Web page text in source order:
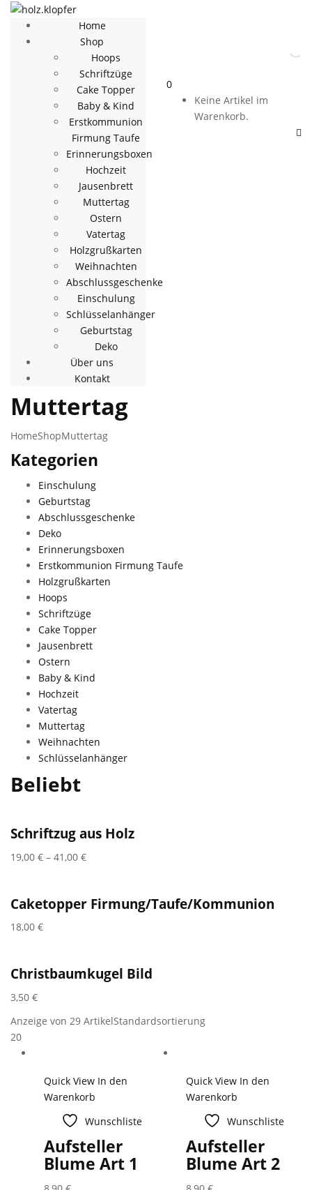
Home
Shop
Hoops
Schriftzüge
Cake Topper
Baby & Kind
Erstkommunion
Firmung Taufe
Erinnerungsboxen
Hochzeit
Jausenbrett
Muttertag
Ostern
Vatertag
Holzgrußkarten
Weihnachten
Abschlussgeschenke
Einschulung
Schlüsselanhänger
Geburtstag
Deko
Über uns
Kontakt
0
Keine Artikel im
Warenkorb.
Muttertag
HomeShopMuttertag
Kategorien
Einschulung
Geburtstag
Abschlussgeschenke
Deko
Erinnerungsboxen
Erstkommunion Firmung Taufe
Holzgrußkarten
Hoops
Schriftzüge
Cake Topper
Jausenbrett
Ostern
Baby & Kind
Hochzeit
Vatertag
Muttertag
Weihnachten
Schlüsselanhänger
Beliebt
Schriftzug aus Holz
19,00 € – 41,00 €
Caketopper Firmung/Taufe/Kommunion
18,00 €
Christbaumkugel Bild
3,50 €
Anzeige von 29 ArtikelStandardsortierung
20
Quick View In den
Warenkorb
Wunschliste
Aufsteller
Blume Art 1
Quick View In den
Warenkorb
Wunschliste
Aufsteller
Blume Art 2